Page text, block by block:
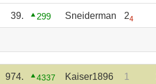
39. 299 Sneiderman 24
974. 4337 Kaiser1896 1